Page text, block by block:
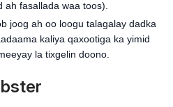
ah fasallada waa toos).
joog ah oo loogu talagalay dadka
kaliya qaxootiga ka yimid
la tixgelin doono.